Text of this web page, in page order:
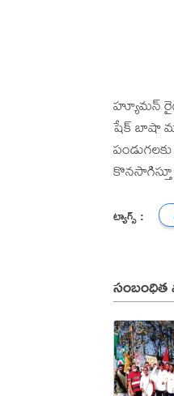
హ్యూమన్
షేక్ బాషా
ట్యాగ్స్ :
సంబంధిత